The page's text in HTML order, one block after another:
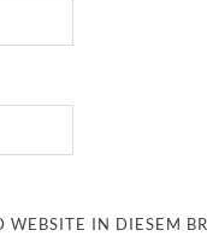
IN DIESEM